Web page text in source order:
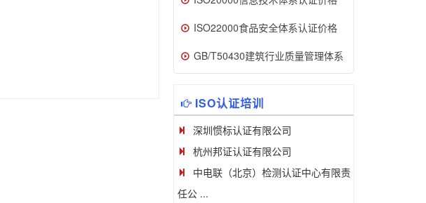
ISO22000食品安全体系认证价格
GB/T50430建筑行业质量管理体系
ISO认证培训
深圳惯标认证有限公司
杭州邦证认证有限公司
中电联（北京）检测认证中心有限责
任公 ...